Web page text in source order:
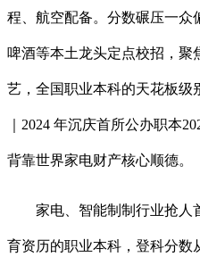
程、航空配备。分数碾压一众
啤酒等本土龙头定点校招，
艺，全国职业本科的天花板级
｜2024 年沉庆首所公办职本
背靠世界家电财产核心顺德。
家电、智能制制行业抢人
育资历的职业本科，登科分数